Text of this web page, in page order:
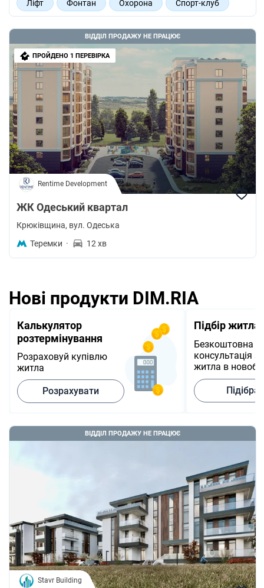
Ліфт
Фонтан Охорона Спорт-клуб
ВІДДІЛ ПРОДАЖУ НЕ ПРАЦЮЄ
ПРОЙДЕНО 1 ПЕРЕВІРКА
Rentime Development
ЖК Одеський квартал
Крюківщина, вул. Одеська
Теремки · 12 хв
Нові продукти DIM.RIA
Калькулятор
розтермінування
Розраховуй купівлю
житла
Розрахувати
Підбір житла
Безкоштовна
консультація з
житла в
ВІДДІЛ ПРОДАЖУ НЕ ПРАЦЮЄ
Stavr Building